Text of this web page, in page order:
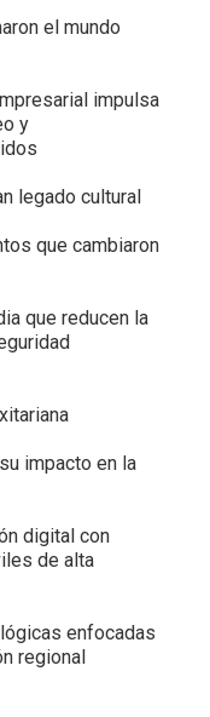
el mundo
impulsa
y
legado cultural
que cambiaron
que reducen la
impacto en la
digital con
de alta
enfocadas
regional